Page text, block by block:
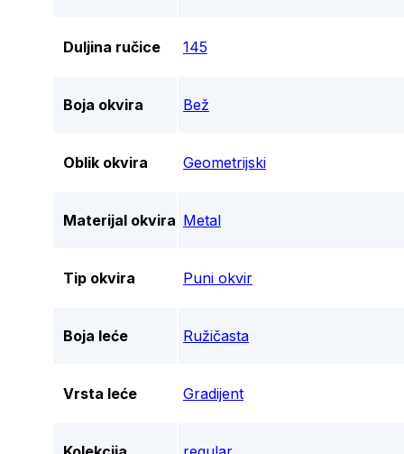
Duljina ručice 145
Boja okvira Bež
Oblik okvira Geometrijski
Materijal okvira Metal
Tip okvira Puni okvir
Boja leće Ružičasta
Vrsta leće Gradijent